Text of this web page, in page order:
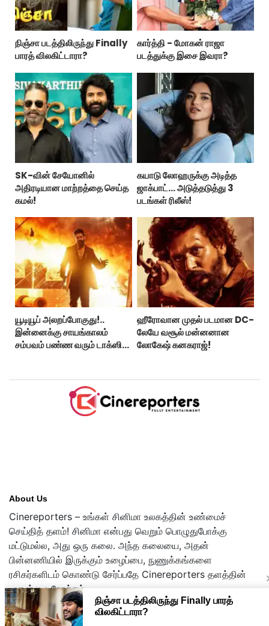
நிஞ்சா படத்திலிருந்து Finally
பாரத் விலகிட்டாரா?
கார்த்தி - மோகன் ராஜா
படத்துக்கு இசை இவரா?
SK-வின் சேயோனில்
அதிரடியான மாற்றத்தை செய்த
கமல்!
கயாடு லோஹருக்கு அடித்த
ஜாக்பாட்... அடுத்தடுத்து 3
படங்கள் ரிலீஸ்!
யூடியூப் அலறப்போகுது!..
இன்னைக்கு சாயங்காலம்
சம்பவம் பண்ண வரும் டாக்ஸிக்
ஹீரோவான முதல் படமான DC-
லேயே வசூல் மன்னனான
லோகேஷ் கனகராஜ்!
About Us
Cinereporters – உங்கள் சினிமா உலகத்தின் உண்மைச்
செய்தித் தளம்! சினிமா என்பது வெறும் பொழுதுபோக்கு
மட்டுமல்ல, அது ஒரு கலை. அந்த கலையை, அதன்
பின்னணியில் இருக்கும் உழைப்பை, நுணுக்கங்களை
ரசிகர்களிடம் கொண்டு சேர்ப்பதே Cinereporters தளத்தின்
முதன்மை நோக்கம்.